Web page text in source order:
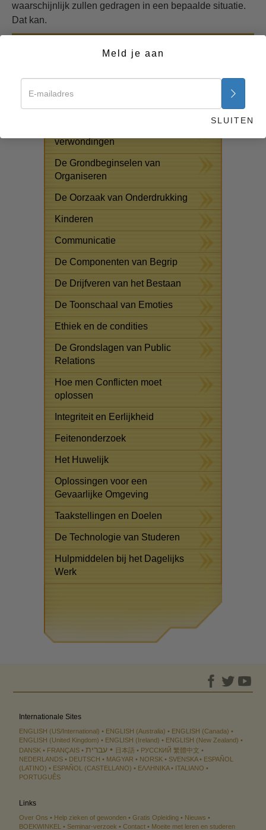
waarschijnlijk zullen gedragen in een bepaalde situatie.
Dat kan.
Oplossingen voor het
Drugsprobleem
verwondingen
De Grondbeginselen van
Organiseren
De Oorzaak van Onderdrukking
Kinderen
Communicatie
De Componenten van Begrip
De Drijfveren van het Bestaan
De Toonschaal van Emoties
Ethiek en de condities
De Grondslagen van Public
Relations
Hoe men Conflicten moet
oplossen
Integriteit en Eerlijkheid
Feitenonderzoek
Het Huwelijk
Oplossingen voor een
Gevaarlijke Omgeving
Taakstellingen en Doelen
De Technologie van Studeren
Hulpmiddelen bij het Dagelijks
Werk
Internationale Sites
ENGLISH (US/International) ENGLISH (Australia)
ENGLISH (Canada)
ENGLISH (United Kingdom)
ENGLISH (Ireland)
ENGLISH (New Zealand)
DANSK
FRANÇAIS עברית 日本語 РУССКИЙ 繁體中文
NEDERLANDS
DEUTSCH MAGYAR NORSK SVENSKA
ESPAÑOL
(LATINO)
ESPAÑOL (CASTELLANO) ΕΛΛΗΝΙΚA
ITALIANO
PORTUGUÊS
Links
Over Ons Help zieken of gewonden Gratis Opleiding
Nieuws
BOEKWINKEL
Seminar-verzoek Contact Moeite met leren en studeren
Meld je aan
SLUITEN